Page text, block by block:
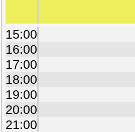
15:00
16:00
17:00
18:00
19:00
20:00
21:00